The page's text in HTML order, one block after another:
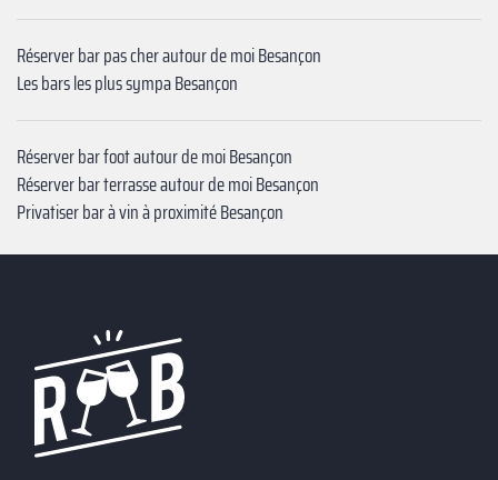
Réserver bar pas cher autour de moi Besançon
Les bars les plus sympa Besançon
Réserver bar foot autour de moi Besançon
Réserver bar terrasse autour de moi Besançon
Privatiser bar à vin à proximité Besançon